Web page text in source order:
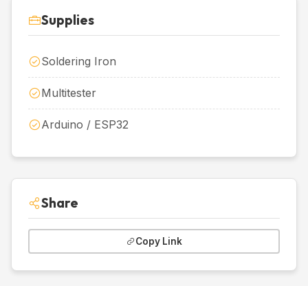
Supplies
Soldering Iron
Multitester
Arduino / ESP32
Share
Copy Link